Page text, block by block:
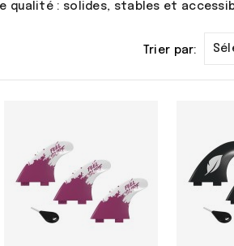
qualité : solides, stables et
Trier par: